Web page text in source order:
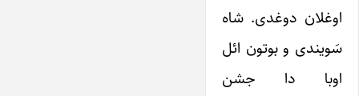
اوغلان دوغدی. شاه
سَویندی و بوتون ائل
اوبا دا جشن